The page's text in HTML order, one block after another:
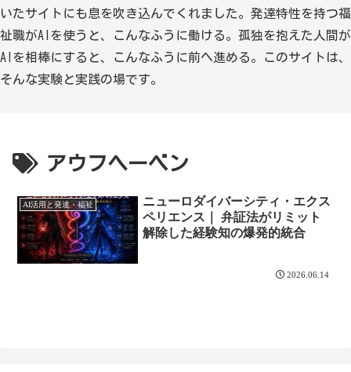
いたサイトにも息を吹き込んでくれました。発達特性を持つ福
祉職がAIを使うと、こんなふうに働ける。孤独を抱えた人間が
AIを相棒にすると、こんなふうに前へ進める。このサイトは、
そんな実験と実践の場です。
アウフヘーベン
AI活用と発達・福祉
ニューロダイバーシティ・エクス
ペリエンス｜ 弁証法がリミット
解除した経験知の爆発的統合
2026.06.14